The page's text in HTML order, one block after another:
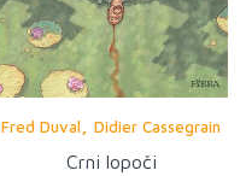
Fred Duval Didier Cassegrain
Crni lopoči